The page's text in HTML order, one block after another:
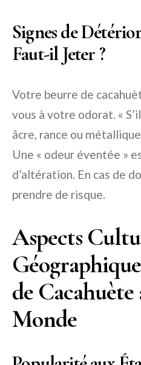
Signes de
Faut-il Jeter ?
Votre beurre de
vous à votre odorat. «
âcre, rance ou
Une « odeur éventée »
d’altération. En cas de
prendre de risque.
Aspects
de
Monde